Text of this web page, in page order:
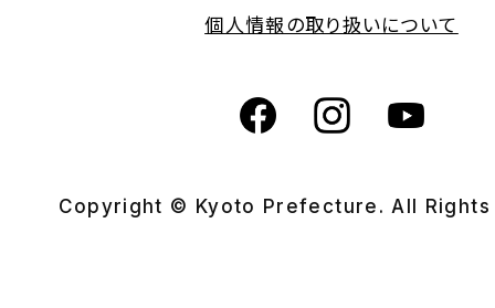
個人情報の取り扱いについて
Copyright © Kyoto Prefecture. All Rights